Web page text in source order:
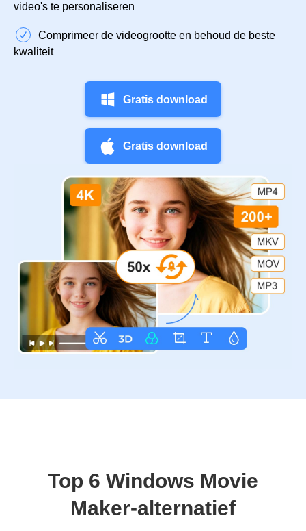
video's te personaliseren
Comprimeer de videogrootte en behoud de beste
kwaliteit
Gratis download
Gratis download
Top 6 Windows Movie
Maker-alternatief